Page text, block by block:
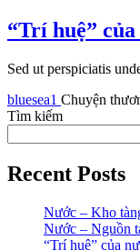
“Trí huệ”
Sed ut perspiciatis
bluesea1 Chuyện
Tìm kiếm
Recent Posts
Nước – Kho
Nước – Nguồn
“Trí huệ” của